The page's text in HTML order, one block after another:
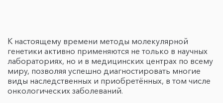
К настоящему времени методы молекулярной
генетики активно применяются не только в научных
лабораториях, но и в медицинских центрах по всему
миру, позволяя успешно диагностировать многие
виды наследственных и приобретённых, в том числе
онкологических заболеваний.